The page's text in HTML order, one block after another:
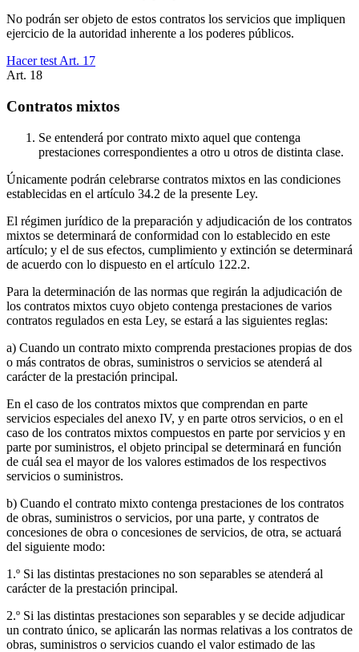
No podrán ser objeto de estos contratos los servicios que impliquen
ejercicio de la autoridad inherente a los poderes públicos.
Hacer test Art. 17
Art. 18
Contratos mixtos
Se entenderá por contrato mixto aquel que contenga
prestaciones correspondientes a otro u otros de distinta clase.
Únicamente podrán celebrarse contratos mixtos en las condiciones
establecidas en el artículo 34.2 de la presente Ley.
El régimen jurídico de la preparación y adjudicación de los contratos
mixtos se determinará de conformidad con lo establecido en este
artículo; y el de sus efectos, cumplimiento y extinción se determinará
de acuerdo con lo dispuesto en el artículo 122.2.
Para la determinación de las normas que regirán la adjudicación de
los contratos mixtos cuyo objeto contenga prestaciones de varios
contratos regulados en esta Ley, se estará a las siguientes reglas:
a) Cuando un contrato mixto comprenda prestaciones propias de dos
o más contratos de obras, suministros o servicios se atenderá al
carácter de la prestación principal.
En el caso de los contratos mixtos que comprendan en parte
servicios especiales del anexo IV, y en parte otros servicios, o en el
caso de los contratos mixtos compuestos en parte por servicios y en
parte por suministros, el objeto principal se determinará en función
de cuál sea el mayor de los valores estimados de los respectivos
servicios o suministros.
b) Cuando el contrato mixto contenga prestaciones de los contratos
de obras, suministros o servicios, por una parte, y contratos de
concesiones de obra o concesiones de servicios, de otra, se actuará
del siguiente modo:
1.º Si las distintas prestaciones no son separables se atenderá al
carácter de la prestación principal.
2.º Si las distintas prestaciones son separables y se decide adjudicar
un contrato único, se aplicarán las normas relativas a los contratos de
obras, suministros o servicios cuando el valor estimado de las